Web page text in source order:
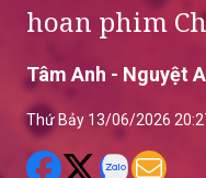
hoan phim
Tâm Anh - Nguyệt
Thứ Bảy 13/06/2026